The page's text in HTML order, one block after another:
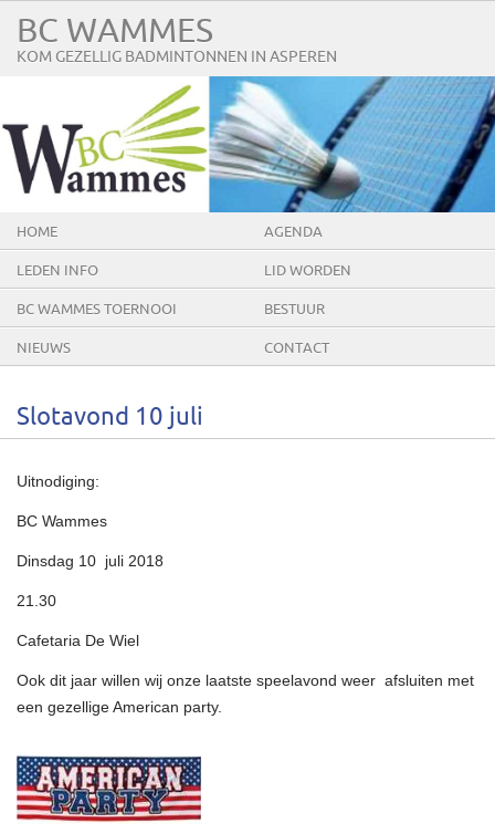
BC WAMMES
KOM GEZELLIG BADMINTONNEN IN ASPEREN
HOME AGENDA
LEDEN INFO LID WORDEN
BC WAMMES TOERNOOI BESTUUR
NIEUWS CONTACT
Slotavond 10 juli
Uitnodiging:
BC Wammes
Dinsdag 10 juli 2018
21.30
Cafetaria De Wiel
Ook dit jaar willen wij onze laatste speelavond weer afsluiten met
een gezellige American party.